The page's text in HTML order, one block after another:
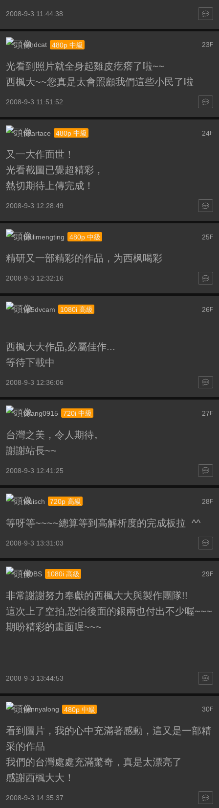
2008-9-3 11:44:38
23 F
windcat 480p 中級
光看到照片就全身起雞皮疙瘩了啦~~
西楓大~~您真是太會照顧我們這些小民了啦
2008-9-3 11:51:52
24F
heartace 480p 中級
又一大作面世！
光看截圖已覺超精彩，
熱切期待上傳完成！
2008-9-3 12:28:49
25F
bailimengting 480p 中級
精研又一部精彩的作品，为西枫喝彩
2008-9-3 12:32:16
26F
vp5dvcam 1080i 高級
西楓大大作品,必屬佳作...
等待下載中
2008-9-3 12:36:06
27 F
chang0915 720i 中級
台灣之美，令人期待。
謝謝站長~~
2008-9-3 12:41:25
28 F
louisch 720p 高級
等呀等~~~~總算等到高解析度的完成板拉 ^^
2008-9-3 13:31:03
29 F
HDBS 1080i 高級
非常謝謝努力奉獻的西楓大大與製作團隊!!
這次上了空拍,恐怕後面的銀兩也付出不少喔~~~
期盼精彩的畫面喔~~~
2008-9-3 13:44:53
30F
kennyalong 480p 中級
看到圖片，我的心中充滿著感動，這又是一部精
采的作品
我們的台灣處處充滿驚奇，真是太漂亮了
感謝西楓大大！
2008-9-3 14:35:37